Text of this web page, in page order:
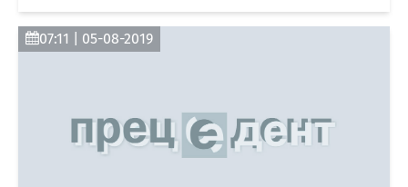
07:11 | 05-08-2019